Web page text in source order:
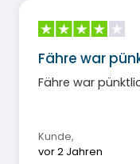
Fähre war
Fähre war
Kunde,
vor 2 Jahren